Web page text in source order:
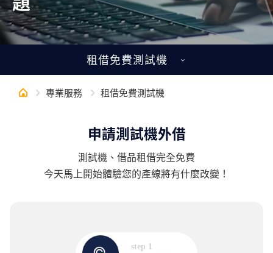
租借免費測試機
專業服務 租借免費測試機
申請測試機外借
測試機、借品租借完全免費
今天馬上開始體驗您的產線將有什麼改變！
step 1